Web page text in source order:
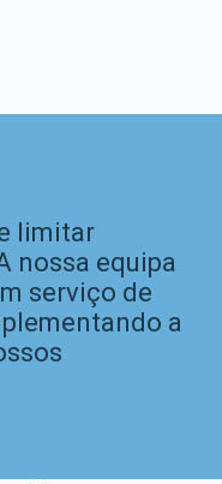
limitar
nossa equipa
serviço de
a